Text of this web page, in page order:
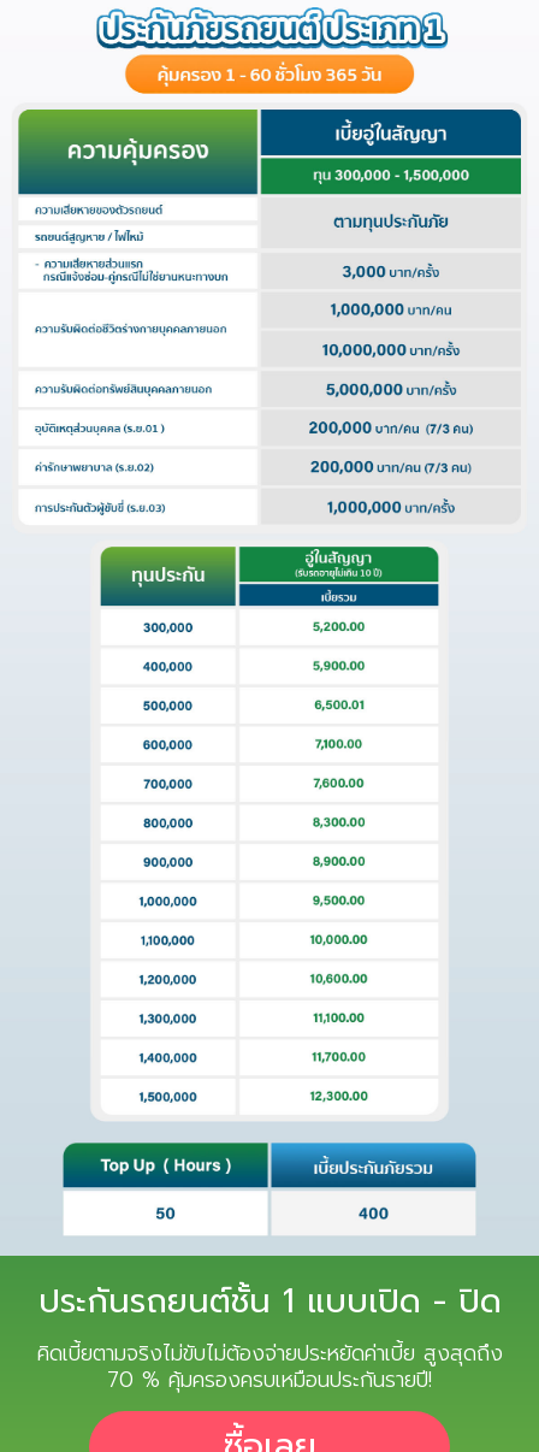
ประกันรถยนต์ชั้น 1 แบบเปิด - ปิด
คิดเบี้ยตามจริงไม่ขับไม่ต้องจ่ายประหยัดค่าเบี้ย สูงสุดถึง
70 % คุ้มครองครบเหมือนประกันรายปี!